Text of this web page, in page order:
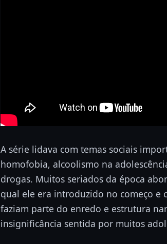
A série lidava com temas sociais
homofobia, alcoolismo na
drogas. Muitos seriados da época
qual ele era introduzido no começo e
faziam parte do enredo e estrutura
insignificância sentida por muitos